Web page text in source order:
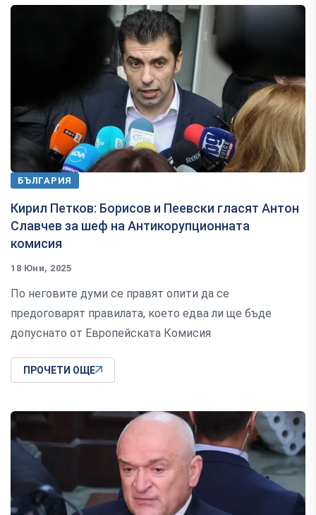
БЪЛГАРИЯ
Кирил Петков: Борисов и Пеевски гласят Антон
Славчев за шеф на Антикорупционната
комисия
18 Юни, 2025
По неговите думи се правят опити да се
предоговарят правилата, което едва ли ще бъде
допуснато от Европейската Комисия
ПРОЧЕТИ ОЩЕ